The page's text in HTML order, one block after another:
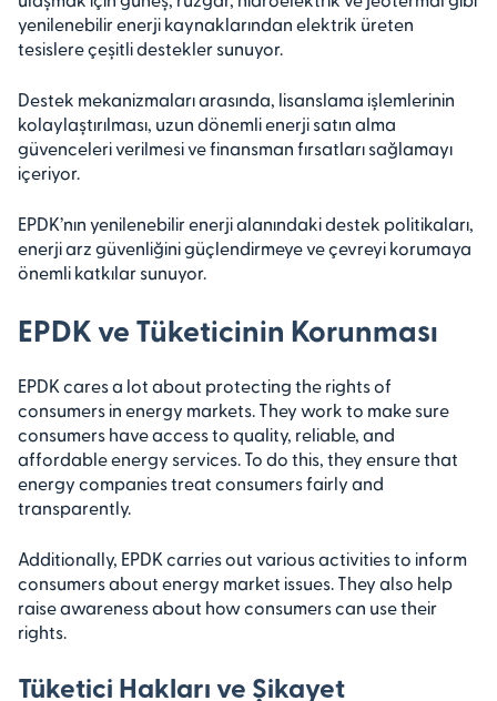
yenilenebilir enerji kaynaklarından elektrik üreten
tesislere çeşitli destekler sunuyor.
Destek mekanizmaları arasında, lisanslama işlemlerinin
kolaylaştırılması, uzun dönemli enerji satın alma
güvenceleri verilmesi ve finansman fırsatları sağlamayı
içeriyor.
EPDK’nın yenilenebilir enerji alanındaki destek politikaları,
enerji arz güvenliğini güçlendirmeye ve çevreyi korumaya
önemli katkılar sunuyor.
EPDK ve Tüketicinin Korunması
EPDK cares a lot about protecting the rights of
consumers in energy markets. They work to make sure
consumers have access to quality, reliable, and
affordable energy services. To do this, they ensure that
energy companies treat consumers fairly and
transparently.
Additionally, EPDK carries out various activities to inform
consumers about energy market issues. They also help
raise awareness about how consumers can use their
rights.
Tüketici Hakları ve Şikayet